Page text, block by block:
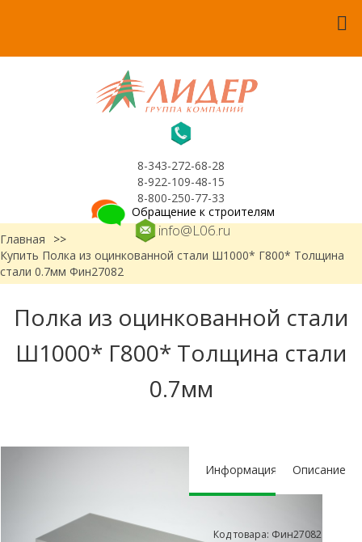
8-343-272-68-28
8-922-109-48-15
8-800-250-77-33
info@L06.ru
Обращение к строителям
Главная
>>
Купить Полка из оцинкованной стали Ш1000* Г800* Толщина
стали 0.7мм Фин27082
Полка из оцинкованной стали
Ш1000* Г800* Толщина стали
0.7мм
Информация Описание
Код товара: Фин27082